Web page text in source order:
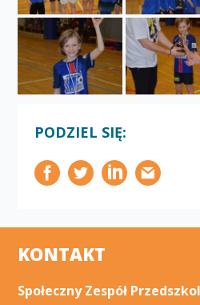
PODZIEL SIĘ:
KONTAKT
Społeczny Zespół